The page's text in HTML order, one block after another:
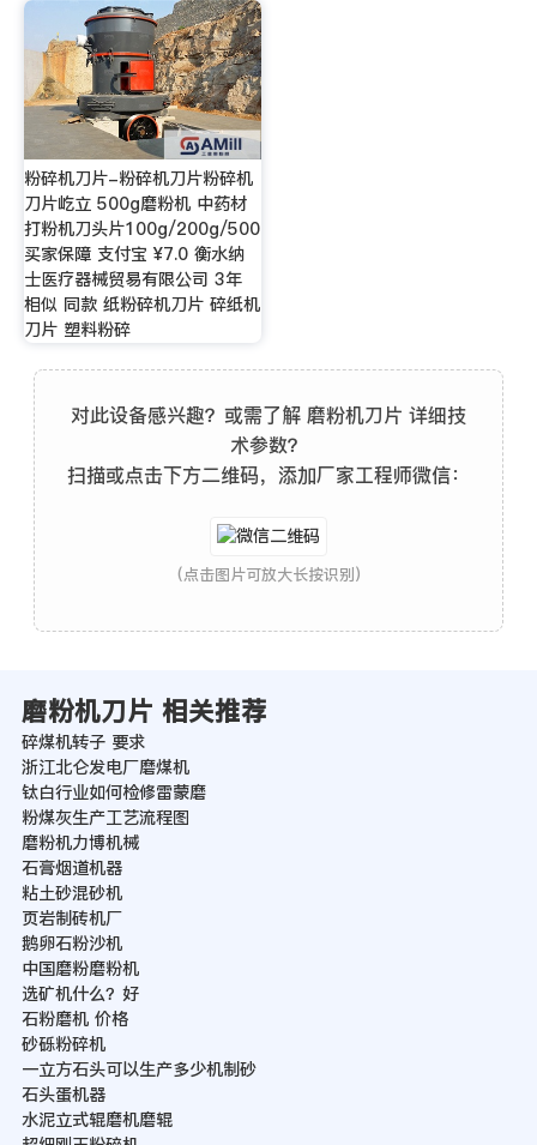
粉碎机刀片-粉碎机刀片粉碎机
刀片屹立 500g磨粉机 中药材
打粉机刀头片100g/200g/500
买家保障 支付宝 ¥7.0 衡水纳
士医疗器械贸易有限公司 3年
相似 同款 纸粉碎机刀片 碎纸机
刀片 塑料粉碎
对此设备感兴趣？或需了解 磨粉机刀片 详细技
术参数？
扫描或点击下方二维码，添加厂家工程师微信：
(点击图片可放大长按识别)
磨粉机刀片 相关推荐
碎煤机转子 要求
浙江北仑发电厂磨煤机
钛白行业如何检修雷蒙磨
粉煤灰生产工艺流程图
磨粉机力博机械
石膏烟道机器
粘土砂混砂机
页岩制砖机厂
鹅卵石粉沙机
中国磨粉磨粉机
选矿机什么？好
石粉磨机 价格
砂砾粉碎机
一立方石头可以生产多少机制砂
石头蛋机器
水泥立式辊磨机磨辊